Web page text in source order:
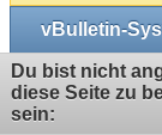
vBulletin-
Du bist nicht
diese Seite zu
sein: